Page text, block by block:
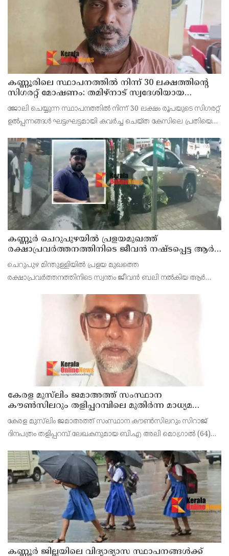
കണ്ണൂരിലെ സ്ഥാപനത്തിൽ നിന്ന് 30 ലക്ഷത്തിന്റെ
സിഗരറ്റ് മോഷണം: തമിഴ്‌നാട് സ്വദേശിയായ
സെയിൽസ്മാൻ തെങ്കാശിയിൽ പിടിയിൽ
ജോലി ചെയ്യുന്ന സ്ഥാപനത്തിൽ നിന്ന് 30 ലക്ഷം രൂപയുടെ സിഗരറ്റ്
ഉൽപ്പന്നങ്ങൾ ഘട്ടംഘട്ടമായി കവർച്ച ചെയ്ത കേസിലെ പ്രതിയെ
സ്വദേശിയായ വേൽമുരുകൻ (40) ആണ
കണ്ണൂർ ചെറുപുഴയിൽ പ്രളയമുഖത്ത്
രക്ഷാപ്രവർത്തനത്തിനിടെ ജീവൻ നഷ്ടപ്പെട്ട ആർ.
രാജേഷിൻ്റെ ഭൗതിക ശരീരത്തോട് അനാദരവ്
കാണിച്ചതായി ആരോപണം
ചെറുപുഴ മിന്തുള്ളിയിൽ പ്രളയ മുഖത്തെ
രക്ഷാപ്രവർത്തനത്തിനിടെ സ്വന്തം ജീവൻ ബലി നൽകിയ ആർ
മൃതദേഹം തിരുവനന്തപുരത്തെ
കേരള മുസ്‌ലിം ജമാഅത്ത് സംസ്ഥാന
കൗൺസിലറും തളിപ്പറമ്പിലെ മുതിർന്ന മാധ്യമ
പ്രവർത്തകനുമായ ബി എ അലി മൊഗ്രാൽ
നിര്യാതനായി
കേരള മുസ്‌ലിം ജമാഅത്ത് സംസ്ഥാന കൗൺസിലറും സിറാജ്
ദിനപത്രം തളിപ്പറമ്പ് ലേഖകനുമായ ബി.എ അലി മൊഗ്രാൽ (64)
ജമാഅത്ത് ജില്ലാ സെക്രട്ടറി, എസ്.വൈ.എ
കണ്ണൂർ ജില്ലയിലെ വിദ്യാഭ്യാസ സ്ഥാപനങ്ങള്‍ക്ക്